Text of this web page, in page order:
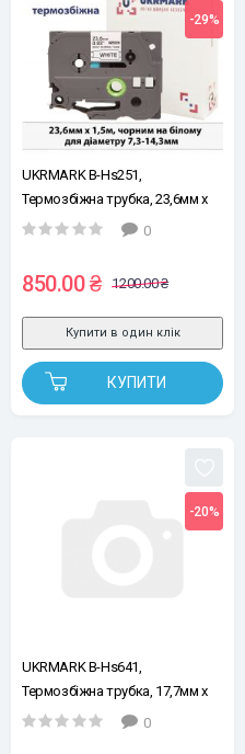
-29%
UKRMARK B-Hs251,
Термозбіжна трубка, 23,6мм х
1,5м, чорним на білому, для
для принтерів етикеток сумісна
з BROTHER HSe-251 (HSe251)
0
850.00 ₴ 1200.00 ₴
КУПИТИ
Купити в один клік
-20%
UKRMARK B-Hs641,
Термозбіжна трубка, 17,7мм х
1,5м, чорним на жовтому, для
0